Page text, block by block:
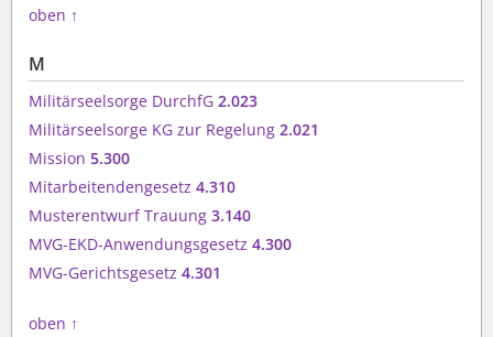
oben ↑
M
Militärseelsorge DurchfG 2.023
Militärseelsorge KG zur Regelung 2.021
Mission 5.300
Mitarbeitendengesetz 4.310
Musterentwurf Trauung 3.140
MVG-EKD-Anwendungsgesetz 4.300
MVG-Gerichtsgesetz 4.301
oben ↑